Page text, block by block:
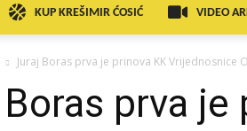
KUP KREŠIMIR ĆOSIĆ VIDEO
Juraj Boras prva je prinova KK Vrijednosnice
prva